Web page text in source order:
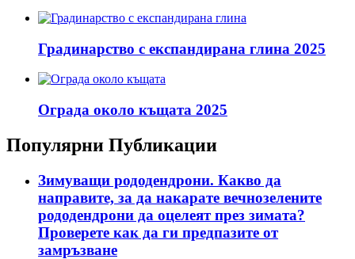
Градинарство с експандирана глина 2025
Ограда около къщата 2025
Популярни Публикации
Зимуващи рододендрони. Какво да
направите, за да накарате вечнозелените
рододендрони да оцелеят през зимата?
Проверете как да ги предпазите от
замръзване